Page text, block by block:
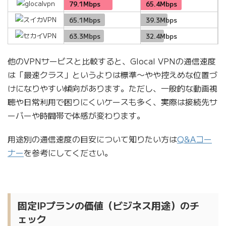
79.1Mbps
65.4Mbps
65.1Mbps
39.3Mbps
63.3Mbps
32.4Mbps
他のVPNサービスと比較すると、Glocal VPNの通信速度
は「最速クラス」というよりは標準〜やや控えめな位置づ
けになりやすい傾向があります。ただし、一般的な動画視
聴や日常利用で困りにくいケースも多く、実際は接続先サ
ーバーや時間帯で体感が変わります。
用途別の通信速度の目安について知りたい方はQ&Aコー
ナーを参考にしてください。
固定IPプランの価値（ビジネス用途）のチ
ェック